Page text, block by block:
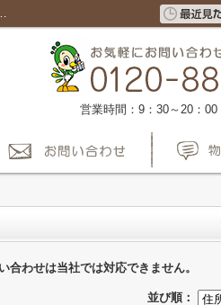
、賃貸マンション探しはホームメイト梅田HEP前店
営業時間：9：30～20：00
わせは当社では対応できません。
並び順：